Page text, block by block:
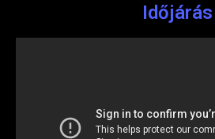
Időjárás